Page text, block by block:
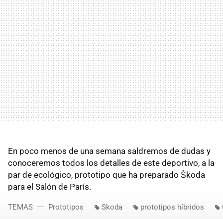
En poco menos de una semana saldremos de dudas y
conoceremos todos los detalles de este deportivo, a la
par de ecológico, prototipo que ha preparado Škoda
para el Salón de París.
TEMAS Prototipos Skoda prototipos híbridos